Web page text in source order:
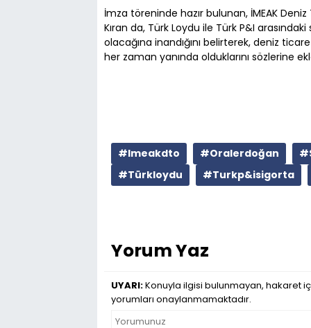
İmza töreninde hazır bulunan, İMEAK
Kıran da, Türk Loydu ile Türk P&I
olacağına inandığını belirterek, deniz
her zaman yanında olduklarını sözlerine
#Imeakdto #Oralerdoğan
#Türkloydu
#Turkp&isigorta
Yorum Yaz
UYARI:Konuyla ilgisi bulunmayan, hakaret
yorumları onaylanmamaktadır.